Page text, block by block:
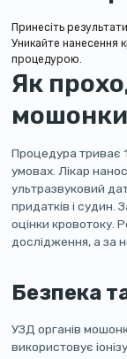
Принесіть
Уникайте нанесення
процедурою.
Як
Процедура триває
умовах. Лікар
ультразвуковий
придатків і судин.
оцінки кровотоку.
дослідження, а за
Безпека
УЗД органів
використовує